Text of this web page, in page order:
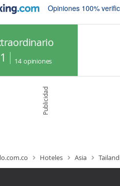
Opiniones 100%
14 opiniones
Publicidad
Hoteles Asia